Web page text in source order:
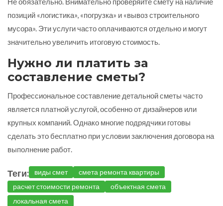
позиций «логистика», «погрузка» и «вывоз строительного
мусора». Эти услуги часто оплачиваются отдельно и могут
значительно увеличить итоговую стоимость.
Нужно ли платить за
составление сметы?
Профессиональное составление детальной сметы часто
является платной услугой, особенно от дизайнеров или
крупных компаний. Однако многие подрядчики готовы
сделать это бесплатно при условии заключения договора на
выполнение работ.
Теги: виды смет
смета ремонта квартиры
расчет стоимости ремонта
объектная смета
локальная смета